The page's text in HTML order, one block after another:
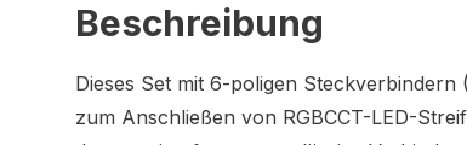
Beschreibung
Dieses Set mit 6-poligen Steckverbindern
zum Anschließen von RGBCCT-LED-